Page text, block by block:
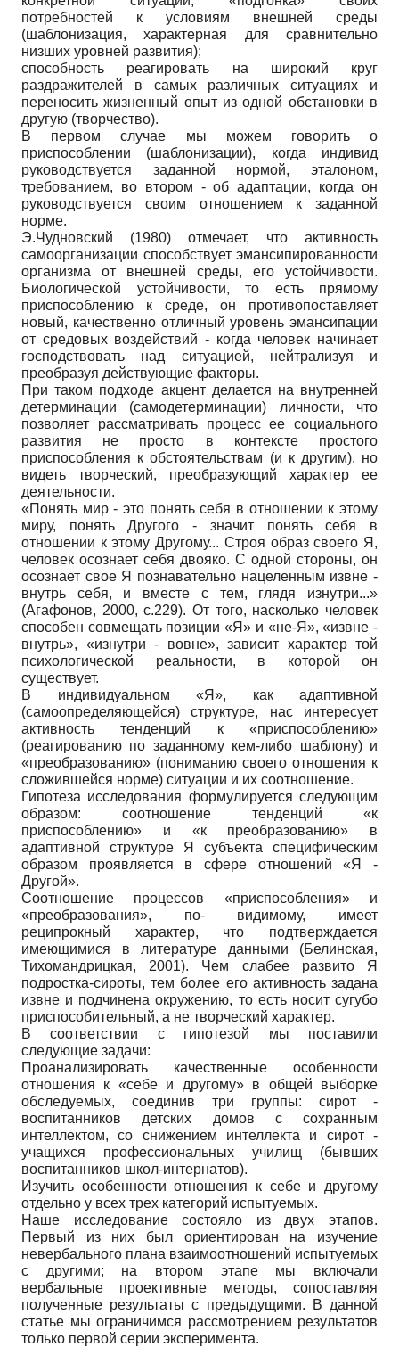
потребностей к условиям внешней среды
(шаблонизация, характерная для сравнительно
низших уровней развития);
способность реагировать на широкий круг
раздражителей в самых различных ситуациях и
переносить жизненный опыт из одной обстановки в
другую (творчество).
В первом случае мы можем говорить о
приспособлении (шаблонизации), когда индивид
руководствуется заданной нормой, эталоном,
требованием, во втором - об адаптации, когда он
руководствуется своим отношением к заданной
норме.
Э.Чудновский (1980) отмечает, что активность
самоорганизации способствует эмансипированности
организма от внешней среды, его устойчивости.
Биологической устойчивости, то есть прямому
приспособлению к среде, он противопоставляет
новый, качественно отличный уровень эмансипации
от средовых воздействий - когда человек начинает
господствовать над ситуацией, нейтрализуя и
преобразуя действующие факторы.
При таком подходе акцент делается на внутренней
детерминации (самодетерминации) личности, что
позволяет рассматривать процесс ее социального
развития не просто в контексте простого
приспособления к обстоятельствам (и к другим), но
видеть творческий, преобразующий характер ее
деятельности.
«Понять мир - это понять себя в отношении к этому
миру, понять Другого - значит понять себя в
отношении к этому Другому... Строя образ своего Я,
человек осознает себя двояко. С одной стороны, он
осознает свое Я познавательно нацеленным извне -
внутрь себя, и вместе с тем, глядя изнутри...»
(Агафонов, 2000, с.229). От того, насколько человек
способен совмещать позиции «Я» и «не-Я», «извне -
внутрь», «изнутри - вовне», зависит характер той
психологической реальности, в которой он
существует.
В индивидуальном «Я», как адаптивной
(самоопределяющейся) структуре, нас интересует
активность тенденций к «приспособлению»
(реагированию по заданному кем-либо шаблону) и
«преобразованию» (пониманию своего отношения к
сложившейся норме) ситуации и их соотношение.
Гипотеза исследования формулируется следующим
образом: соотношение тенденций «к
приспособлению» и «к преобразованию» в
адаптивной структуре Я субъекта специфическим
образом проявляется в сфере отношений «Я -
Другой».
Соотношение процессов «приспособления» и
«преобразования», по- видимому, имеет
реципрокный характер, что подтверждается
имеющимися в литературе данными (Белинская,
Тихомандрицкая, 2001). Чем слабее развито Я
подростка-сироты, тем более его активность задана
извне и подчинена окружению, то есть носит сугубо
приспособительный, а не творческий характер.
В соответствии с гипотезой мы поставили
следующие задачи:
Проанализировать качественные особенности
отношения к «себе и другому» в общей выборке
обследуемых, соединив три группы: сирот -
воспитанников детских домов с сохранным
интеллектом, со снижением интеллекта и сирот -
учащихся профессиональных училищ (бывших
воспитанников школ-интернатов).
Изучить особенности отношения к себе и другому
отдельно у всех трех категорий испытуемых.
Наше исследование состояло из двух этапов.
Первый из них был ориентирован на изучение
невербального плана взаимоотношений испытуемых
с другими; на втором этапе мы включали
вербальные проективные методы, сопоставляя
полученные результаты с предыдущими. В данной
статье мы ограничимся рассмотрением результатов
только первой серии эксперимента.